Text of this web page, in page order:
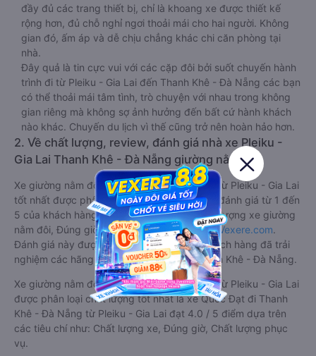
đầy đủ các trang thiết bị, chỉ là khoang xe được thiết kế
rộng hơn, đủ chỗ nghỉ ngơi thoải mái cho hai người. Không
gian đó, ấm áp và dễ chịu chẳng khác chi căn phòng tại
nhà.
Đây quả là tin cực vui với các cặp đôi bởi suốt chuyến hành
trình đi từ Pleiku - Gia Lai đến Thanh Khê - Đà Nẵng các bạn
có thể thoải mái tâm tình, trò chuyện với nhau trong không
gian riêng mà không sợ ảnh hưởng đến bất cứ hành khách
nào khác. Chuyến du lịch vì thế cũng trở nên hoàn hảo hơn.
2. Về chất lượng, review, đánh giá nhà xe Pleiku -
Gia Lai Thanh Khê - Đà Nẵng giường nằm đôi
Xe giường nằm đôi đi Thanh Khê - Đà Nẵng từ Pleiku - Gia Lai
tốt nhất được phân loại chất lượng dựa trên đánh giá từ 1 đến
5 của khách hàng với các tiêu chí như: Chất lượng xe giường
nằm đôi, Đúng giờ, Chất lượng phục vụ trênVexere.com.
Đánh giá này được viết trực tiếp bởi các khách hàng đã trải
nghiệm các hãng Xe Pleiku - Gia Lai đi Thanh Khê - Đà Nẵng.
Xe giường nằm đôi đi Thanh Khê - Đà Nẵng từ Pleiku - Gia Lai
được phân loại chất lượng tốt nhất là xe Quốc Đạt đi Thanh
Khê - Đà Nẵng từ Pleiku - Gia Lai đạt 4.0 / 5 điểm dựa trên
các tiêu chí như: Chất lượng xe, Đúng giờ, Chất lượng phục
vụ.